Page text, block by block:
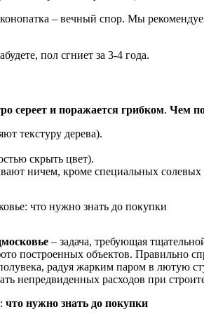
– вечный спор. Мы
пол сгниет за 3-4 года.
сереет и поражается грибком. Чем
текстуру дерева).
скрыть цвет).
ничем, кроме специальных
– задача, требующая
построенных объектов. Правильно
радуя жарким паром в лютую
непредвиденных расходов при
: что нужно знать до покупки